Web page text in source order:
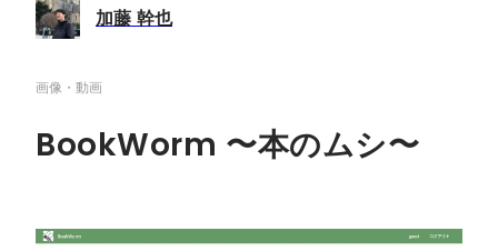
加藤 幹也
画像・動画
BookWorm 〜本のムシ〜